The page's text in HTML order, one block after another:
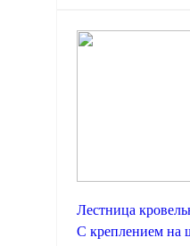
Лестница
С креплением на